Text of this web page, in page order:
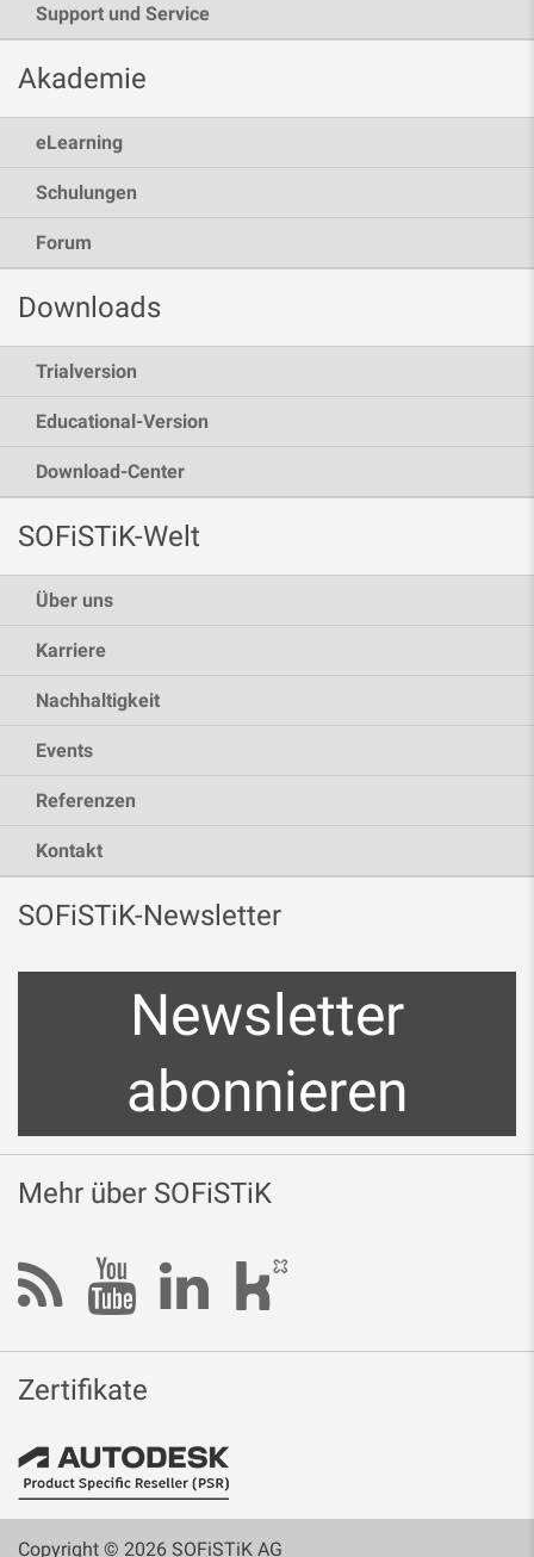
Support und Service
Akademie
eLearning
Schulungen
Forum
Downloads
Trialversion
Educational-Version
Download-Center
SOFiSTiK-Welt
Über uns
Karriere
Nachhaltigkeit
Events
Referenzen
Kontakt
SOFiSTiK-Newsletter
Newsletter
abonnieren
Mehr über SOFiSTiK
Zertifikate
Copyright © 2026 SOFiSTiK AG